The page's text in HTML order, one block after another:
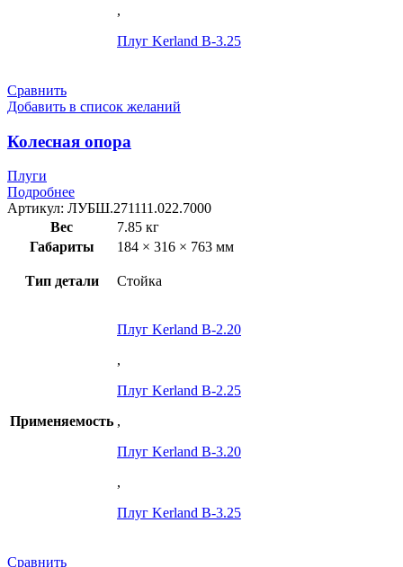
,
Плуг Kerland B-3.25
Сравнить
Добавить в список желаний
Колесная опора
Плуги
Подробнее
Артикул: ЛУБШ.271111.022.7000
Вес
7.85 кг
Габариты
184 × 316 × 763 мм
Тип детали Стойка
Применяемость
Плуг Kerland B-2.20
,
Плуг Kerland B-2.25
,
Плуг Kerland B-3.20
,
Плуг Kerland B-3.25
Сравнить